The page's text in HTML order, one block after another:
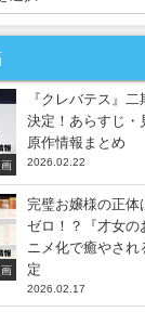
『クレバテス』
決定！あらすじ・
原作情報まとめ
2026.02.22
完璧お嬢様の正体
ゼロ！？『才女の
ニメ化で癒やされ
定
2026.02.17